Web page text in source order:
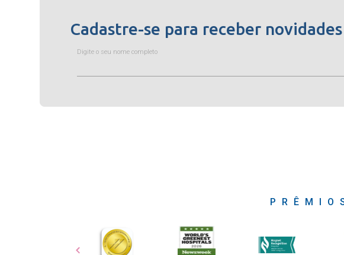
Cadastre-se para receber novidades
Digite o seu nome completo